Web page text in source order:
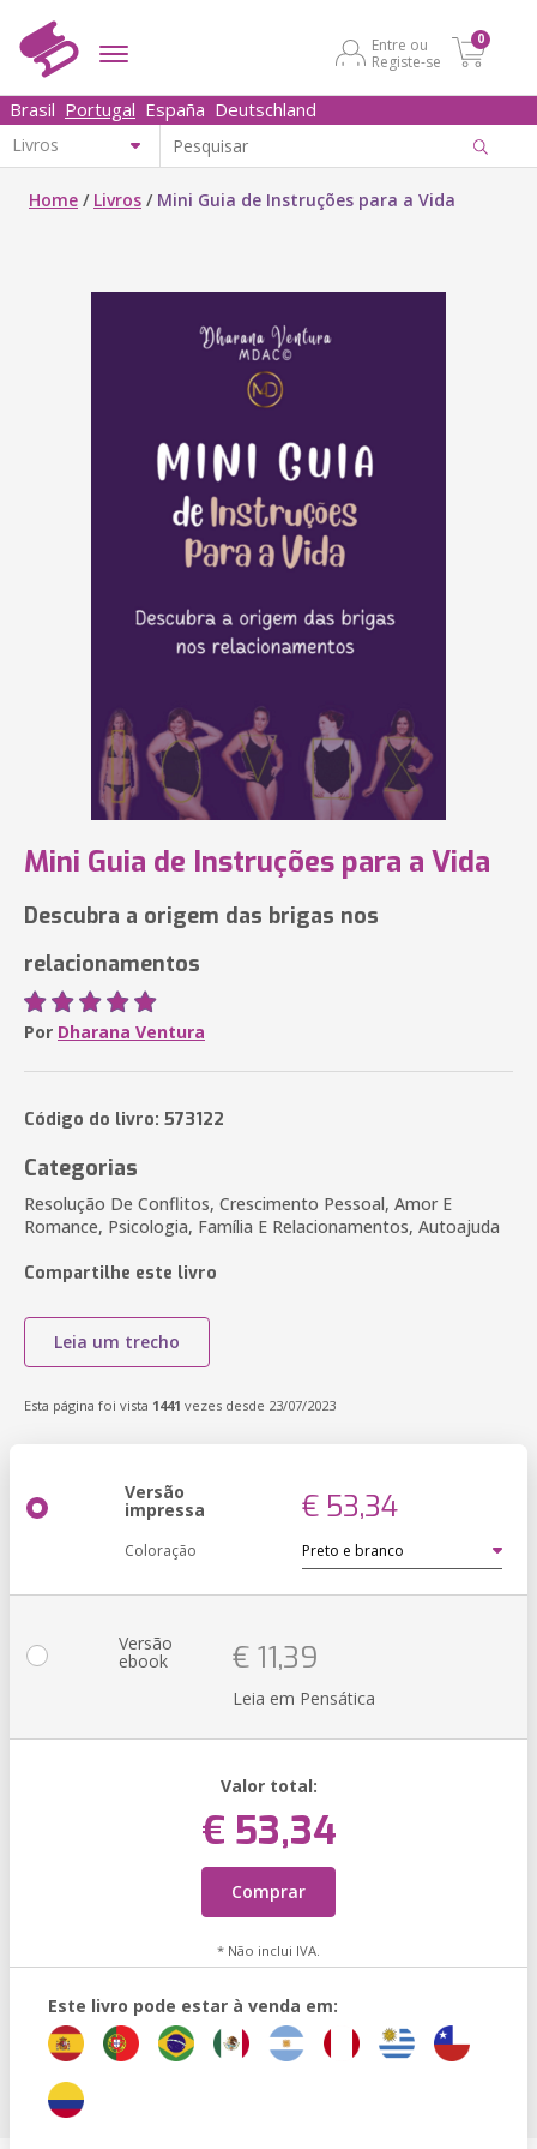
Entre ou
Registe-se
0
Brasil Portugal España Deutschland
Home / Livros / Mini Guia de Instruções para a Vida
Mini Guia de Instruções para a Vida
Descubra a origem das brigas nos
relacionamentos
Por Dharana Ventura
Código do livro: 573122
Categorias
Resolução De Conflitos, Crescimento Pessoal, Amor E
Romance, Psicologia, Família E Relacionamentos, Autoajuda
Compartilhe este livro
Leia um trecho
Esta página foi vista 1441 vezes desde 23/07/2023
Versão
impressa € 53,34
Coloração
Versão
ebook € 11,39
Leia em Pensática
Valor total:
€ 53,34
Comprar
* Não inclui IVA.
Este livro pode estar à venda em: